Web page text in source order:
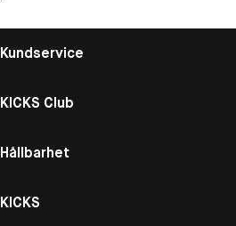
Kundservice
KICKS Club
Hållbarhet
KICKS